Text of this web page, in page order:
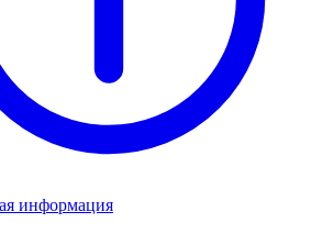
информация